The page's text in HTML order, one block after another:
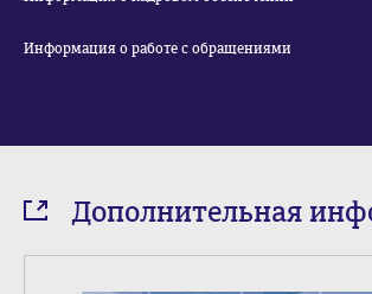
Информация о работе с обращениями
Дополнительная